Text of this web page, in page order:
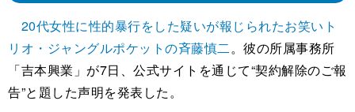
20代女性に性的暴行をした疑いが報じられたお笑いト
リオ・ジャングルポケットの斉藤慎二。彼の所属事務所
「吉本興業」が7日、公式サイトを通じて“契約解除のご報
告”と題した声明を発表した。